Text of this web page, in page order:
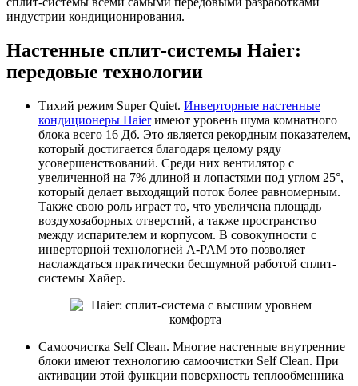
индустрии кондиционирования.
Настенные сплит-системы Haier:
передовые технологии
Тихий режим Super Quiet. Инверторные настенные
кондиционеры Haierимеют уровень шума комнатного
блока всего 16 Дб. Это является рекордным показателем,
который достигается благодаря целому ряду
усовершенствований. Среди них вентилятор с
увеличенной на 7% длиной и лопастями под углом 25°,
который делает выходящий поток более равномерным.
Также свою роль играет то, что увеличена площадь
воздухозаборных отверстий, а также пространство
между испарителем и корпусом. В совокупности с
инверторной технологией A-PAM это позволяет
наслаждаться практически бесшумной работой сплит-
системы Хайер.
Самоочистка Self Clean. Многие настенные внутренние
блоки имеют технологию самоочистки Self Clean. При
активации этой функции поверхность теплообменника